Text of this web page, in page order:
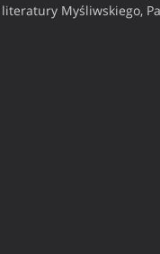
Myśliwskiego,